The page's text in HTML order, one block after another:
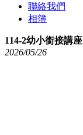
聯絡我們
相簿
114-2幼小銜接講座
2026/05/26